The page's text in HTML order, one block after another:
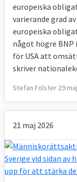
europeiska
varierande grad
europeiska
något högre BNP
för USA att
skriver
Stefan Fölster 29
21 maj 2026